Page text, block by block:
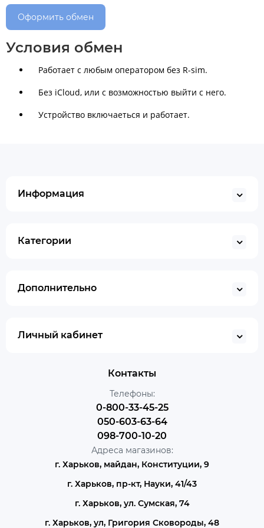
Оформить обмен
Условия обмен
Работает с любым оператором без R-sim.
Без iСloud, или с возможностью выйти с него.
Устройство включаеться и работает.
Информация
Категории
Дополнительно
Личный кабинет
Контакты
Телефоны:
0-800-33-45-25
050-603-63-64
098-700-10-20
Адреса магазинов:
г. Харьков, майдан, Конституции, 9
г. Харьков, пр-кт, Науки, 41/43
г. Харьков, ул. Сумская, 74
г. Харьков, ул, Григория Сковороды, 48